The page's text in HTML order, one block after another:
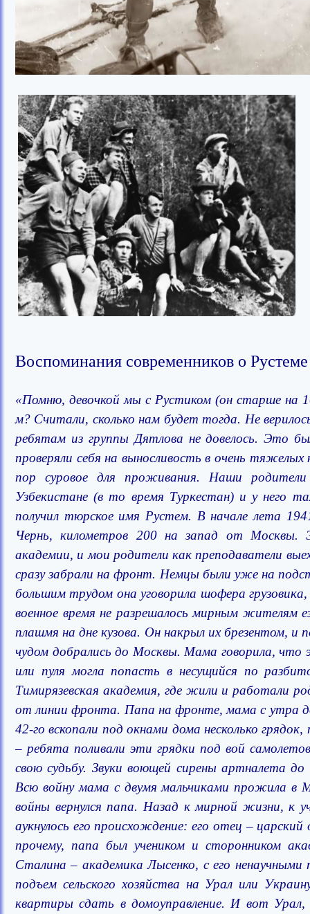
Воспоминания современников о
«Помню, девочкой мы с Рустиком (он старше на
м? Считали, сколько нам будет тогда. Не
ребятам из группы Дятлова не довелось. Это
проверяли себя на выносливость в очень
пор суровое для проживания. Наши
Узбекистане (в то время Туркестан) и у него
получил тюрское имя Рустем. В начале лета
Чернь, километров 200 на запад от Москвы.
академии, и мои родители как преподаватели
сразу забрали на фронт. Немцы были уже на
большим трудом она уговорила шофера
военное время не разрешалось мирным жителям
плашмя на дне кузова. Он накрыл их брезентом,
чудом добрались до Москвы. Мама говорила,
или пуля могла попасть в несущийся по
Тимирязевская академия, где жили и работали
от линии фронта. Папа на фронте, мама с утра
42-го вскопали под окнами дома несколько
– ребята поливали эти грядки под вой
свою судьбу. Звуки воющей сирены артналета
Всю войну мама с двумя мальчиками прожила в
войны вернулся папа. Назад к мирной жизни, к
аукнулось его происхождение: его отец –
прочему, папа был учеником и сторонником
Сталина – академика Лысенко, с его
подъем сельского хозяйства на Урал или
квартиры сдать в домоуправление. И вот Урал,